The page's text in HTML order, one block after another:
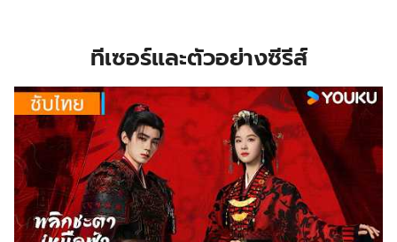
ทีเซอร์และตัวอย่างซีรีส์